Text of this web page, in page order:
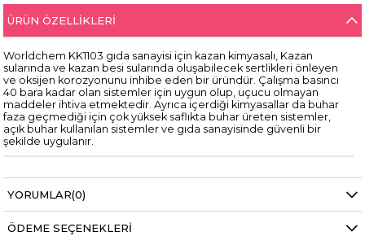
ÜRÜN ÖZELLIKLERI
Worldchem KK1103 gıda sanayisi için kazan kimyasalı, Kazan
sularında ve kazan besi sularında oluşabilecek sertlikleri önleyen
ve oksijen korozyonunu inhibe eden bir üründür. Çalışma basıncı
40 bara kadar olan sistemler için uygun olup, uçucu olmayan
maddeler ihtiva etmektedir. Ayrıca içerdiği kimyasallar da buhar
faza geçmediği için çok yüksek saflıkta buhar üreten sistemler,
açık buhar kullanılan sistemler ve gıda sanayisinde güvenli bir
şekilde uygulanır.
YORUMLAR(0)
ÖDEME SEÇENEKLERI